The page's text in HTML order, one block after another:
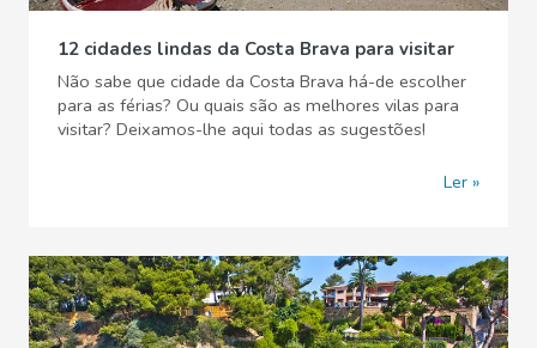
12 cidades lindas da Costa Brava para visitar
Não sabe que cidade da Costa Brava há-de escolher
para as férias? Ou quais são as melhores vilas para
visitar? Deixamos-lhe aqui todas as sugestões!
Ler